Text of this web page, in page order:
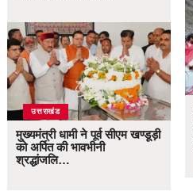
उत्तराखंड
मुख्यमंत्री धामी ने पूर्व सीएम खण्डूड़ी
को अर्पित की भावभीनी
श्रद्धांजलि…